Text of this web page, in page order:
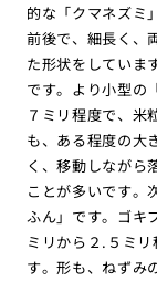
的な「クマネズミ
前後で、細長く、
た形状をしていま
です。より小型の
７ミリ程度で、米
も、ある程度の大
く、移動しながら
ことが多いです。
ふん」です。ゴキ
ミリから２.５ミ
す。形も、ねずみ